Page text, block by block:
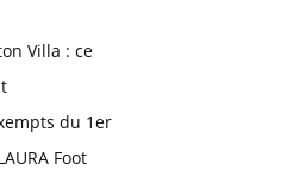
Villa : ce
du 1er
Foot